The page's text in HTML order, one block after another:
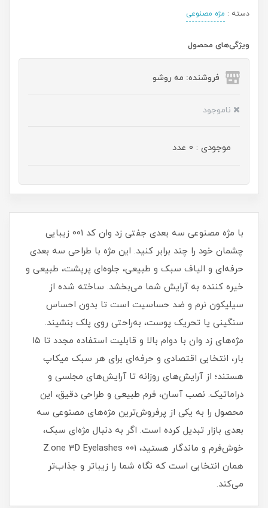
دسته : مژه مصنوعی
ویژگی‌های محصول
فروشنده: مه رو‌شو
ناموجود
موجودی : 0 عدد
با مژه مصنوعی سه‌ بعدی جفتی زد وان کد 001 زیبایی
چشمان خود را چند برابر کنید. این مژه با طراحی سه‌ بعدی
حرفه‌ای و الیاف سبک و طبیعی، جلوه‌ای پرپشت، طبیعی و
خیره‌ کننده به آرایش شما می‌بخشد. ساخته‌ شده از
سیلیکون نرم و ضد حساسیت است تا بدون احساس
سنگینی یا تحریک پوست، به‌راحتی روی پلک بنشیند.
مژه‌های زد وان با دوام بالا و قابلیت استفاده مجدد تا ۱۵
بار، انتخابی اقتصادی و حرفه‌ای برای هر سبک میکاپ
هستند؛ از آرایش‌های روزانه تا آرایش‌های مجلسی و
دراماتیک. نصب آسان، فرم طبیعی و طراحی دقیق، این
محصول را به یکی از پرفروش‌ترین مژه‌های مصنوعی سه‌
بعدی بازار تبدیل کرده است. اگر به دنبال مژه‌ای سبک،
خوش‌فرم و ماندگار هستید، Z.one 3D Eyelashes 001
همان انتخابی است که نگاه شما را زیباتر و جذاب‌تر
می‌کند.